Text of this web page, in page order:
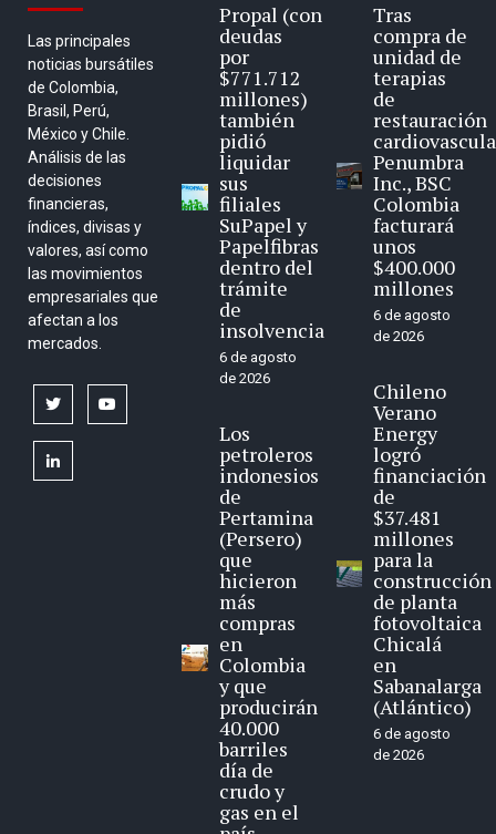
Las principales
noticias bursátiles
de Colombia,
Brasil, Perú,
México y Chile.
Análisis de las
decisiones
financieras,
índices, divisas y
valores, así como
las movimientos
empresariales que
afectan a los
mercados.
twitter
linkedin
Propal (con
deudas
por
$771.712
millones)
también
pidió
liquidar
sus
filiales
SuPapel y
Papelfibras
dentro del
trámite
de
insolvencia
6 de agosto
de 2026
Los
petroleros
indonesios
de
Pertamina
(Persero)
que
hicieron
más
compras
en
Colombia
y que
producirán
40.000
barriles
día de
crudo y
gas en el
Tras
compra de
unidad de
terapias
de
restauración
Penumbra
Inc., BSC
Colombia
facturará
unos
$400.000
millones
6 de agosto
de 2026
Chileno
Verano
Energy
logró
financiación
de
$37.481
millones
para la
construcción
de planta
fotovoltaica
Chicalá
en
Sabanalarga
(Atlántico)
6 de agosto
de 2026